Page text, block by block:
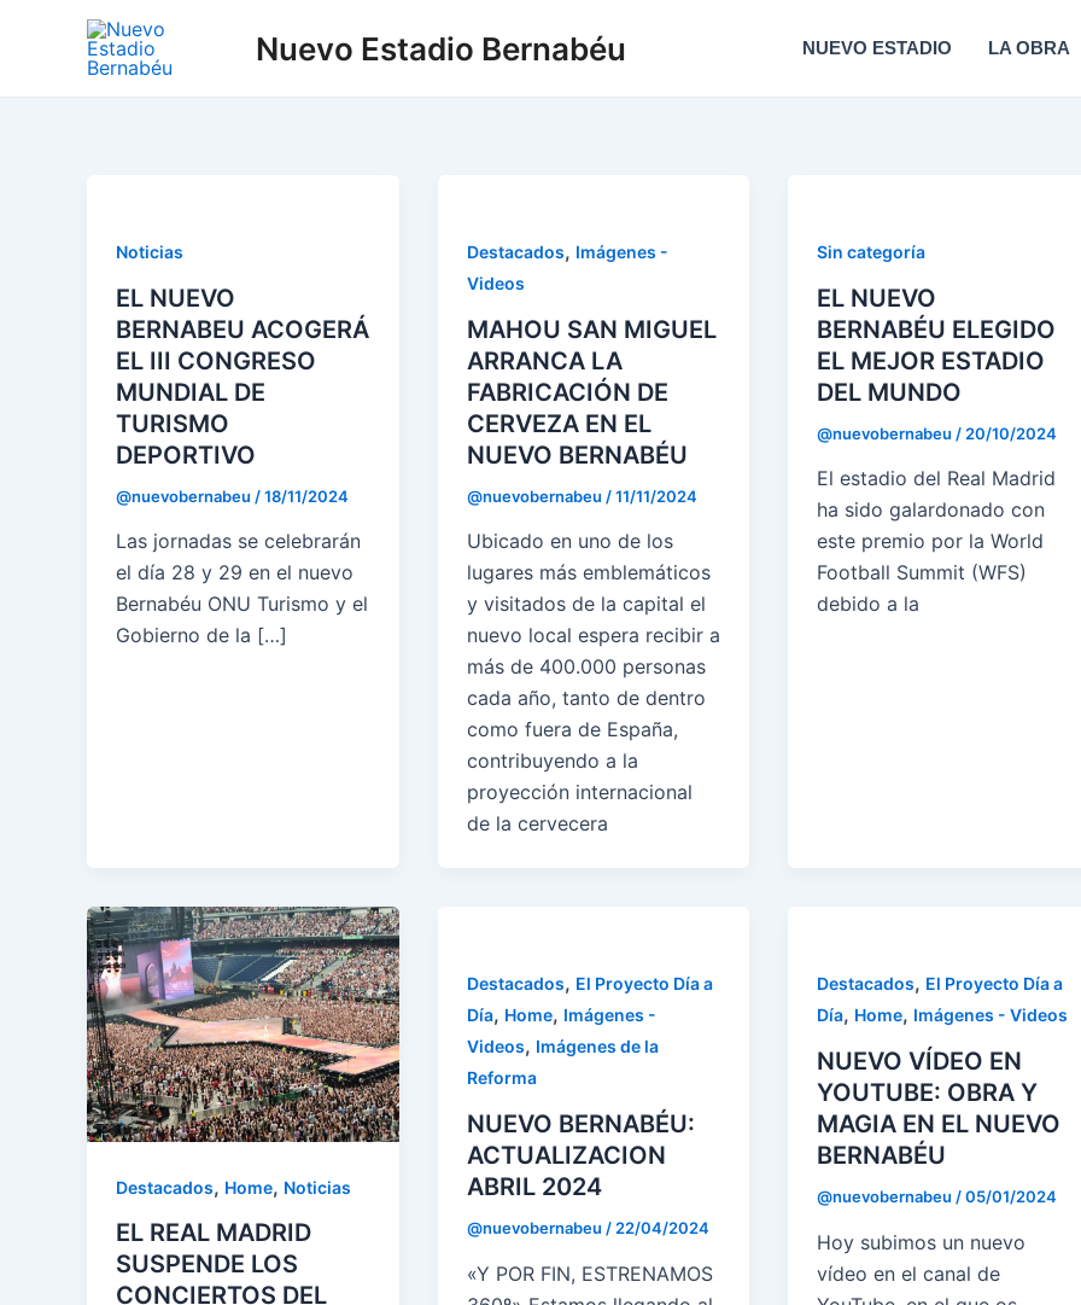
contenido
Nuevo Estadio Bernabéu NUEVO ESTADIO LA OBRA
Noticias
EL NUEVO
BERNABEU ACOGERÁ
EL III CONGRESO
MUNDIAL DE
TURISMO
DEPORTIVO
@nuevobernabeu /18/11/2024
Las jornadas se celebrarán
el día 28 y 29 en el nuevo
Bernabéu ONU Turismo y el
Gobierno de la […]
Destacados, Imágenes -
Videos
MAHOU SAN MIGUEL
ARRANCA LA
FABRICACIÓN DE
CERVEZA EN EL
NUEVO BERNABÉU
@nuevobernabeu /11/11/2024
Ubicado en uno de los
lugares más emblemáticos
y visitados de la capital el
nuevo local espera recibir a
más de 400.000 personas
cada año, tanto de dentro
como fuera de España,
contribuyendo a la
proyección internacional
de la cervecera
Sin categoría
EL NUEVO
BERNABÉU ELEGIDO
EL MEJOR ESTADIO
DEL MUNDO
@nuevobernabeu / 20/10/2024
El estadio del Real Madrid
ha sido galardonado con
este premio por la World
Football Summit (WFS)
debido a la
Destacados, Home, Noticias
EL REAL MADRID
SUSPENDE LOS
CONCIERTOS DEL
Destacados, El Proyecto Día a
Día, Home, Imágenes -
Videos, Imágenes de la
Reforma
NUEVO BERNABÉU:
ACTUALIZACION
ABRIL 2024
@nuevobernabeu / 22/04/2024
«Y POR FIN, ESTRENAMOS
Destacados, El Proyecto Día a
Día, Home, Imágenes - Videos
NUEVO VÍDEO EN
YOUTUBE: OBRA Y
MAGIA EN EL NUEVO
BERNABÉU
@nuevobernabeu /05/01/2024
Hoy subimos un nuevo
vídeo en el canal de
Paginación
de
entradas